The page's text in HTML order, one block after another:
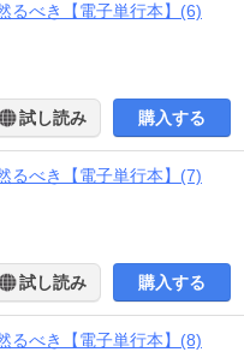
るべき【電子単行本】(6)
試し読み 購入する
るべき【電子単行本】(7)
試し読み 購入する
るべき【電子単行本】(8)